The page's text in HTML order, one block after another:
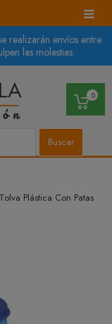
realizarán envíos entre
las molestias.
0
Buscar
Tolva Plástica Con Patas